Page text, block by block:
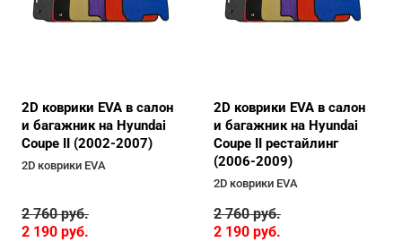
2D коврики EVA в салон
и багажник на Hyundai
Coupe II (2002-2007)
2D коврики EVA
2 760руб.
2 190 руб.
2D коврики EVA в салон
и багажник на Hyundai
Coupe II рестайлинг
(2006-2009)
2D коврики EVA
2 760руб.
2 190 руб.